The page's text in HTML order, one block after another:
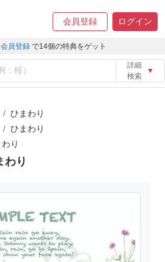
会員登録 ログイン
員登録 で14個の特典をゲット
詳細
検索
▼
ひまわり
ひまわり
り
わり